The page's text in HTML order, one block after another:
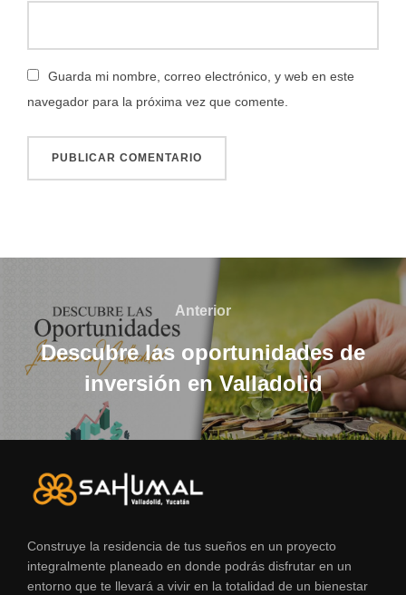
Guarda mi nombre, correo electrónico, y web en este
navegador para la próxima vez que comente.
entradas
Anterior
Anterior
Descubre las oportunidades de
inversión en Valladolid
Construye la residencia de tus sueños en un proyecto
integralmente planeado en donde podrás disfrutar en un
entorno que te llevará a vivir en la totalidad de un bienestar